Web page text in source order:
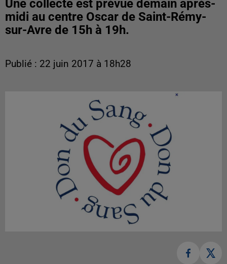
Une collecte est prévue demain après-
midi au centre Oscar de Saint-Rémy-
sur-Avre de 15h à 19h.
Publié : 22 juin 2017 à 18h28